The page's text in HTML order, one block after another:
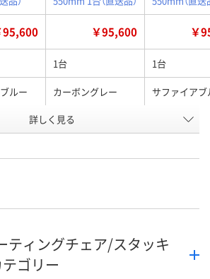
95,600 ￥95,600 ￥
1台 1台
ルー カーボングレー サファイアブ
P406831 P406824
へ カゴへ カ
詳しく見る
ティングチェア/スタッキ
ゴリー